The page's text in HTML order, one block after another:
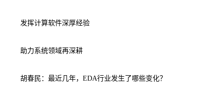
发挥计算软件深厚经验
助力系统领域再深耕
胡春民：最近几年，EDA行业发生了哪些变化？